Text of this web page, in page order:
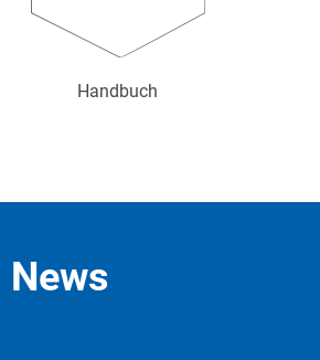
Handbuch
News